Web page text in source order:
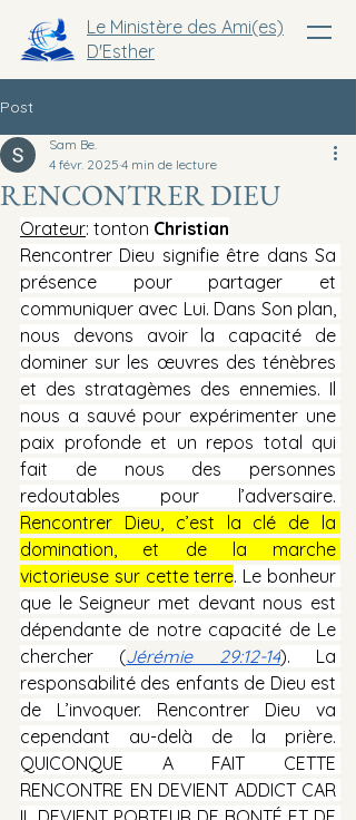
Le Ministère des Ami(es)
D'Esther
Post
RENCONTRER DIEU
Sam Be.
4 févr. 2025 4 min de lecture
Orateur: tonton Christian
Rencontrer Dieu signifie être dans Sa
présence pour partager et
communiquer avec Lui. Dans Son plan,
nous devons avoir la capacité de
dominer sur les œuvres des ténèbres
et des stratagèmes des ennemies. Il
nous a sauvé pour expérimenter une
paix profonde et un repos total qui
fait de nous des personnes
Rencontrer Dieu, c’est la clé de la
domination, et de la marche
victorieuse sur cette terre. Le bonheur
que le Seigneur met devant nous est
dépendante de notre capacité de Le
chercher (Jérémie 29:12-14). La
responsabilité des enfants de Dieu est
de L’invoquer. Rencontrer Dieu va
cependant au-delà de la prière.
QUICONQUE A FAIT CETTE
RENCONTRE EN DEVIENT ADDICT CAR